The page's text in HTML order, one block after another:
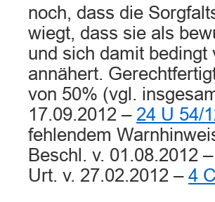
noch, dass die
wiegt, dass sie als
und sich damit
annähert.
von 50% (vgl.
17.09.2012 – 24 U 54/
fehlendem
Beschl. v. 01.08.2012 –
Urt. v. 27.02.2012 – 4